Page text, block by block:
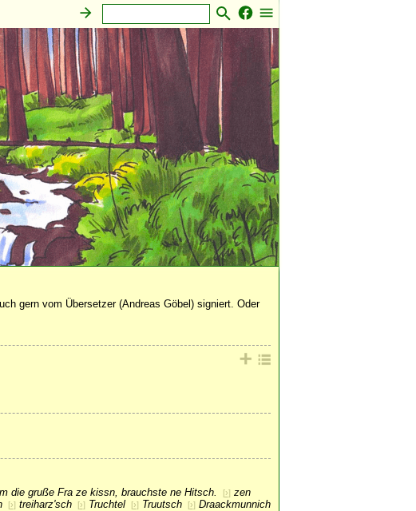
·Sonstiges
gern vom Übersetzer (Andreas Göbel) signiert. Oder
die gruße Fra ze kissn, brauchste ne Hitsch. [›] zen
[›] treiharz'sch [›] Truchtel [›] Truutsch [›] Draackmunnich